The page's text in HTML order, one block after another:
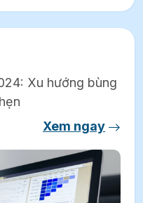
Xu hướng bùng
Xem ngay